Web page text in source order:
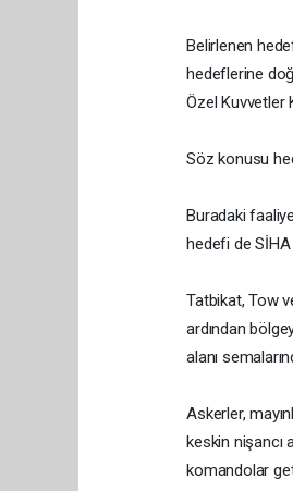
Belirlenen
hedeflerine
Özel Kuvvetler
Söz konusu
Buradaki
hedefi de SİHA
Tatbikat, Tow
ardından
alanı
Askerler,
keskin nişancı
komandolar